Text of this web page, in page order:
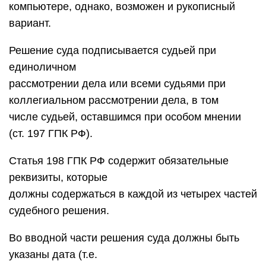
компьютере, однако, возможен и рукописный
вариант.
Решение суда подписывается судьей при
единоличном
рассмотрении дела или всеми судьями при
коллегиальном рассмотрении дела, в том
числе судьей, оставшимся при особом мнении
(ст. 197 ГПК РФ).
Статья 198 ГПК РФ содержит обязательные
реквизиты, которые
должны содержаться в каждой из четырех частей
судебного решения.
Во вводной части решения суда должны быть
указаны дата (т.е.